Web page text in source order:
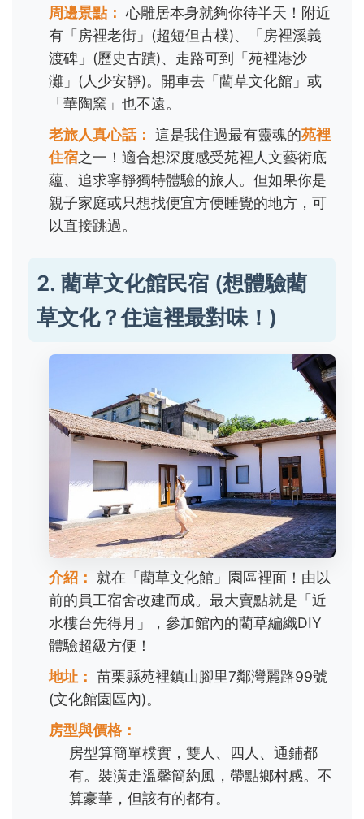
周邊景點： 心雕居本身就夠你待半天！附近
有「房裡老街」(超短但古樸)、「房裡溪義
渡碑」(歷史古蹟)、走路可到「苑裡港沙
灘」(人少安靜)。開車去「藺草文化館」或
「華陶窯」也不遠。
老旅人真心話： 這是我住過最有靈魂的苑裡
住宿之一！適合想深度感受苑裡人文藝術底
蘊、追求寧靜獨特體驗的旅人。但如果你是
親子家庭或只想找便宜方便睡覺的地方，可
以直接跳過。
2. 藺草文化館民宿 (想體驗藺
草文化？住這裡最對味！)
介紹：
就在「藺草文化館」園區裡面！由以
前的員工宿舍改建而成。最大賣點就是「近
水樓台先得月」，參加館內的藺草編織DIY
體驗超級方便！
地址： 苗栗縣苑裡鎮山腳里7鄰灣麗路99號
(文化館園區內)。
房型與價格：
房型算簡單樸實，雙人、四人、通鋪都
有。裝潢走溫馨簡約風，帶點鄉村感。不
算豪華，但該有的都有。